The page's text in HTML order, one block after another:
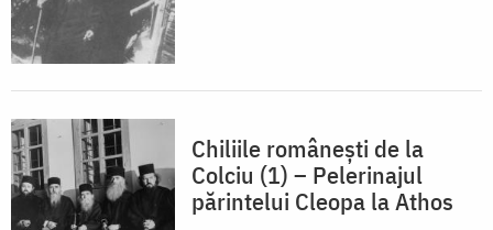
Chiliile românești de la
Colciu (1) – Pelerinajul
părintelui Cleopa la Athos